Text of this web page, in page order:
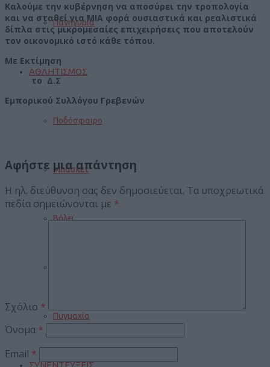
Πανηγύρια
ΑΘΛΗΤΙΣΜΟΣ
Ποδόσφαιρο
Μπάσκετ
Βόλεϊ
Πυγμαχία
ΣΥΝΕΝΤΕΥΞΕΙΣ
Καλούμε την κυβέρνηση να αποσύρει την τροπολογία
και να σταθεί για ΜΙΑ φορά ουσιαστικά και ρεαλιστικά
δίπλα στις μικρομεσαίες επιχειρήσεις που αποτελούν
τον οικονομικό ιστό κάθε τόπου.
Με Εκτίμηση
το Δ.Σ
Εμπορικού Συλλόγου Γρεβενών
Αφήστε μια απάντηση
Η ηλ. διεύθυνση σας δεν δημοσιεύεται. Τα υποχρεωτικά
πεδία σημειώνονται με *
Σχόλιο *
Όνομα *
Email *